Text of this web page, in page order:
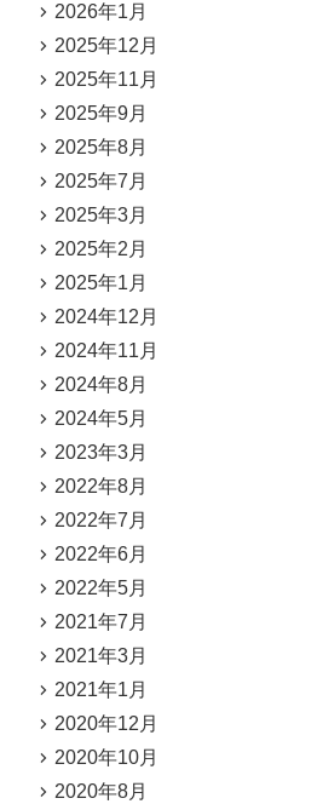
2026年1月
2025年12月
2025年11月
2025年9月
2025年8月
2025年7月
2025年3月
2025年2月
2025年1月
2024年12月
2024年11月
2024年8月
2024年5月
2023年3月
2022年8月
2022年7月
2022年6月
2022年5月
2021年7月
2021年3月
2021年1月
2020年12月
2020年10月
2020年8月